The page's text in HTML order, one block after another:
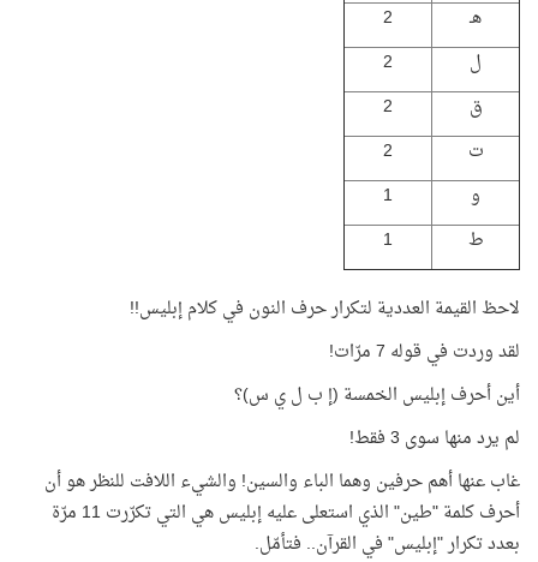
هـ
2
ل
2
ق
2
ت
2
و
1
ط
1
لاحظ القيمة العددية لتكرار حرف النون في كلام إبليس!!
لقد وردت في قوله 7 مرّات!
أين أحرف إبليس الخمسة (إ ب ل ي س)؟
لم يرد منها سوى 3 فقط!
غاب عنها أهم حرفين وهما الباء والسين! والشيء اللافت للنظر هو أن
أحرف كلمة "طين" الذي استعلى عليه إبليس هي التي تكرّرت 11 مرّة
بعدد تكرار "إبليس" في القرآن.. فتأمّل.